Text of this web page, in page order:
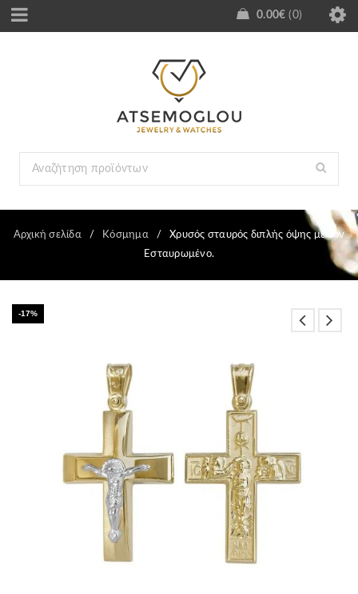
0.00€ 0
Αρχική σελίδα / Κόσμημα /
Χρυσός σταυρός διπλής όψης με τον
Εσταυρωμένο.
-17%